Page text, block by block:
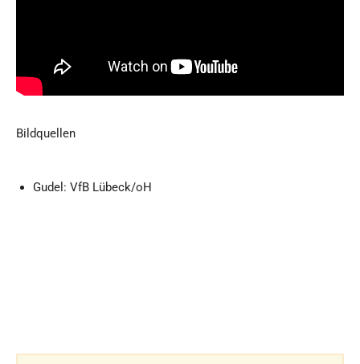
Bildquellen
Gudel: VfB Lübeck/oH